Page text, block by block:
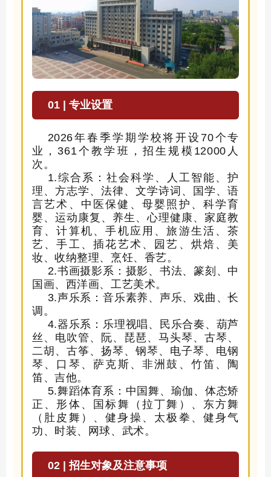
01 | 专业设置
2026年春 季学期学校将开设 70个专
业， 361个教学班，招生规 模 12000 人
次。
1.综合系：社会科学、 人工智能、护
理、方志学、法律、文学诗词、国学、语
言艺术、中医保健、 母婴照护、科学育
婴、运动康复、 养生、心理健康、家庭教
育、计算机、手机应用、旅游生活 、茶
艺、手工、插花艺术、 园艺、 烘焙、美
妆、收纳整理、烹饪、 香艺。
2.书画摄影系：摄影、书法、篆刻、中
国画、西洋画、工艺美术。
3.声乐系：音乐素养、声乐、戏曲、长
调。
4.器乐系： 乐理视唱、民乐合奏、 葫芦
丝、 电吹管 、阮、琵琶、马头琴、古琴、
二胡、古筝、扬琴、钢琴、电子琴、电钢
琴、 口琴、萨克斯、非洲鼓、竹笛、陶
笛、吉他。
5.舞蹈体育系：中国舞、瑜伽、 体态矫
正、 形体、国标舞（拉丁舞）、东方舞
（肚皮舞）、健身操、太极拳、健身气
功、时装、网球、 武术。
02 | 招生对象及注意事项